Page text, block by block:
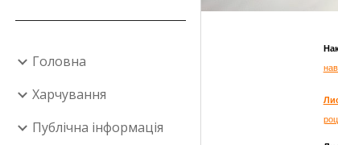
Головна
Харчування
Публічна інформація